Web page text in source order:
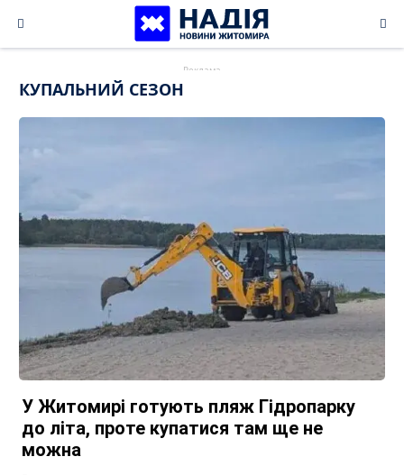
content
КУПАЛЬНИЙ СЕЗОН
У Житомирі готують пляж Гідропарку
до літа, проте купатися там ще не
можна